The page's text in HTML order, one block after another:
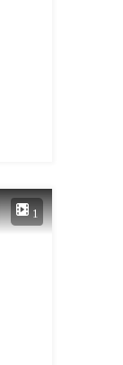
1